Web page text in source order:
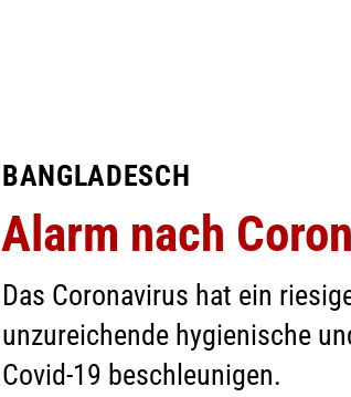
BANGLADESCH
Alarm nach
Das Coronavirus hat ein
unzureichende hygienische
Covid-19 beschleunigen.